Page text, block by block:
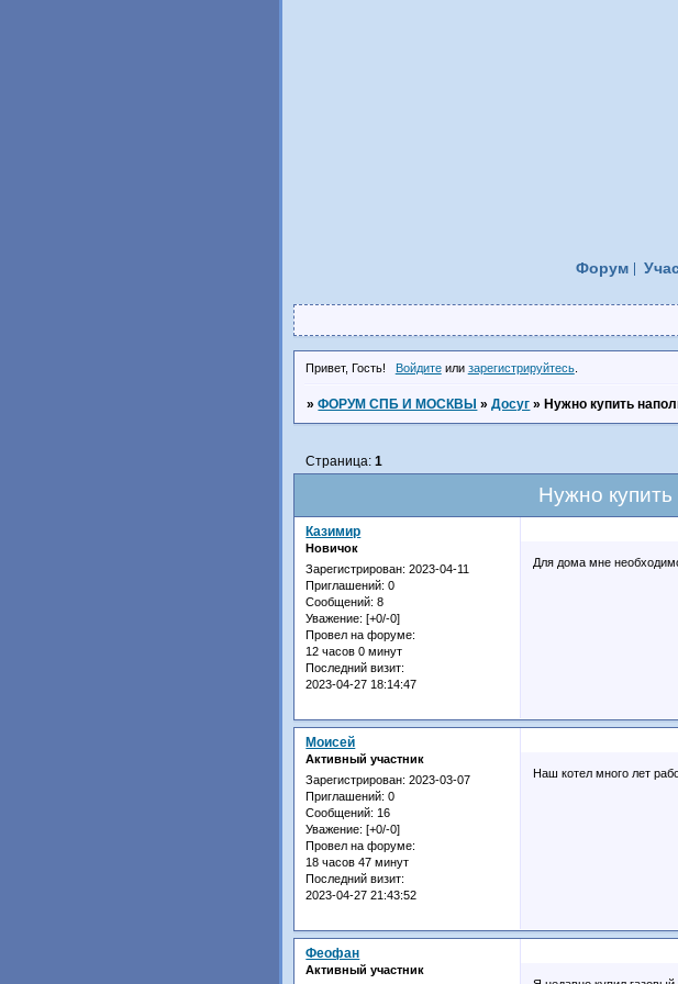
Форум
Привет, Гость! Войдитеили зарегистрируйтесь.
»ФОРУМ СПБ И МОСКВЫ »Досуг » Нужно купить
Нужно
Страница:1
Казимир
Новичок
Зарегистрирован: 2023-04-11
Приглашений: 0
Сообщений: 8
Уважение: [+0/-0]
Провел на форуме:
12 часов 0 минут
Последний визит:
2023-04-27 18:14:47
Для дома мне
Моисей
Активный участник
Зарегистрирован: 2023-03-07
Приглашений: 0
Сообщений: 16
Уважение: [+0/-0]
Провел на форуме:
18 часов 47 минут
Последний визит:
2023-04-27 21:43:52
Наш котел много лет
Феофан
Активный участник